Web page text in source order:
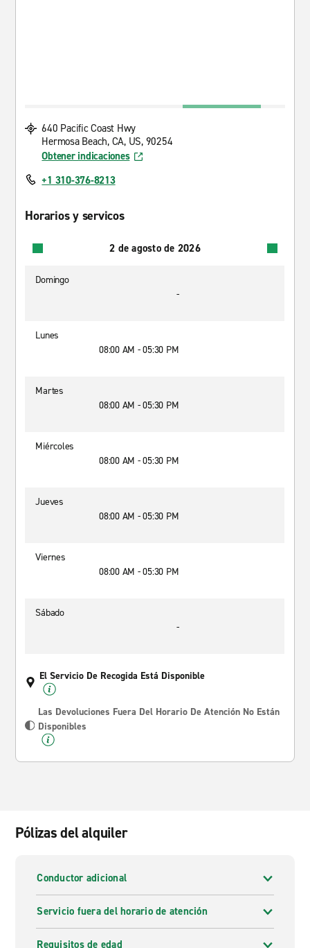
640 Pacific Coast Hwy
Hermosa Beach, CA, US, 90254
Obtener indicaciones
+1 310-376-8213
Horarios y servicos
2 de agosto de 2026
Domingo
-
Lunes
08:00 AM - 05:30 PM
Martes
08:00 AM - 05:30 PM
Miércoles
08:00 AM - 05:30 PM
Jueves
08:00 AM - 05:30 PM
Viernes
08:00 AM - 05:30 PM
Sábado
-
El Servicio De Recogida Está Disponible
Las Devoluciones Fuera Del Horario De Atención No Están
Disponibles
Pólizas del alquiler
Conductor adicional
Servicio fuera del horario de atención
Requisitos de edad